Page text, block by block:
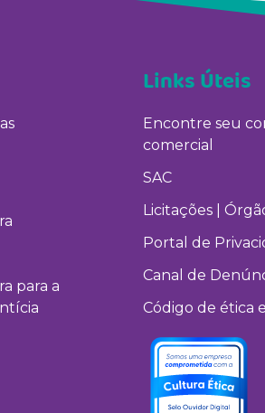
para a
Links Úteis
Encontre seu
comercial
SAC
Licitações |
Portal de
Canal de
Código de ética